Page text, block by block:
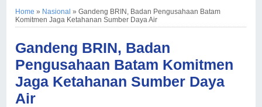
Home » Nasional »Gandeng BRIN, Badan Pengusahaan Batam
Komitmen Jaga Ketahanan Sumber Daya Air
Gandeng BRIN, Badan
Pengusahaan Batam Komitmen
Jaga Ketahanan Sumber Daya
Air